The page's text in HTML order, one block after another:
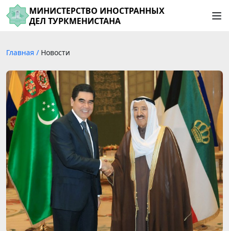
МИНИСТЕРСТВО ИНОСТРАННЫХ
ДЕЛ ТУРКМЕНИСТАНА
Главная / Новости